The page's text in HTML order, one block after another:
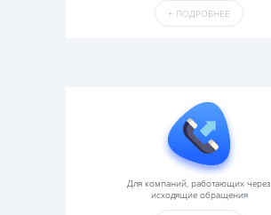
+ ПОДРОБНЕЕ
Для компаний, работающих через
исходящие обращения